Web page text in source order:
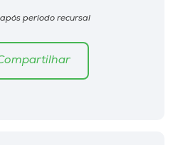
período recursal